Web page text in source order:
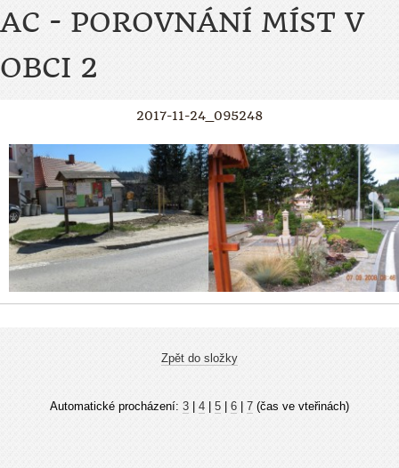
AC - POROVNÁNÍ MÍST V
OBCI 2
2017-11-24_095248
Zpět do složky
Automatické procházení: 3 | 4 | 5 | 6 | 7 (čas ve vteřinách)